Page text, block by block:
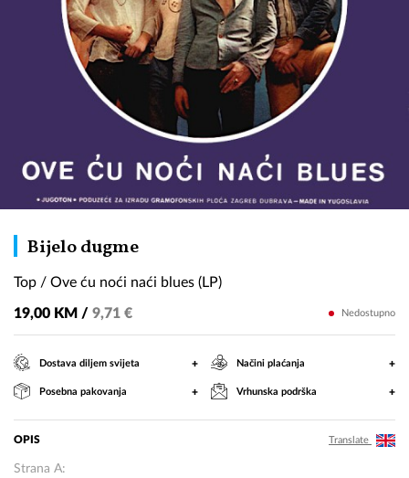
Bijelo dugmeTop
Ove
noći
naći
Top / Ove ću noći naći blues (LP)
19,00 KM / 9,71 € Nedostupno
Dostava diljem svijeta + Načini plaćanja +
Posebna pakovanja + Vrhunska podrška +
OPIS Translate
Strana A: